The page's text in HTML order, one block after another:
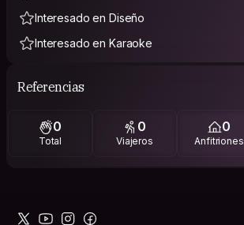
Interesado en Diseño
Interesado en Karaoke
Referencias
0
Total
0
Viajeros
0
Anfitriones